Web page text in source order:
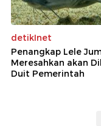
detikInet
Penangkap Lele
Meresahkan akan
Duit Pemerintah